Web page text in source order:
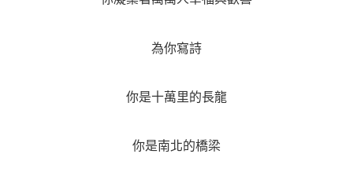
為你寫詩
你是十萬里的長龍
你是南北的橋梁